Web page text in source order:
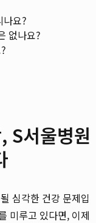
나요?
없나요?
S서울병원
심각한 건강 문제입
미루고 있다면, 이제